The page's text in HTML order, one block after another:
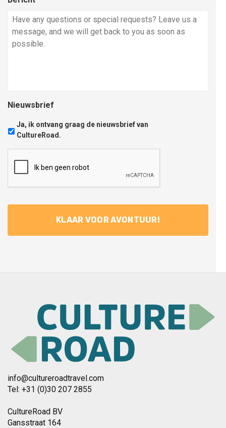
Nieuwsbrief
Ja, ik ontvang graag de nieuwsbrief van
CultureRoad.
info@cultureroadtravel.com
Tel: +31 (0)30 207 2855
CultureRoad BV
Gansstraat 164